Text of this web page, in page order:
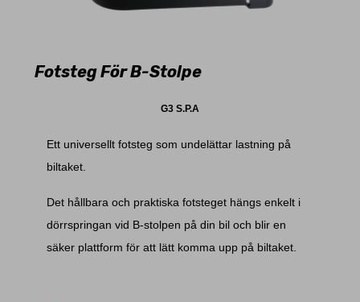
Fotsteg För B-Stolpe
G3 S.P.A
Ett universellt fotsteg som undelättar lastning på
biltaket.
Det hållbara och praktiska fotsteget hängs enkelt i
dörrspringan vid B-stolpen på din bil och blir en
säker plattform för att lätt komma upp på biltaket.